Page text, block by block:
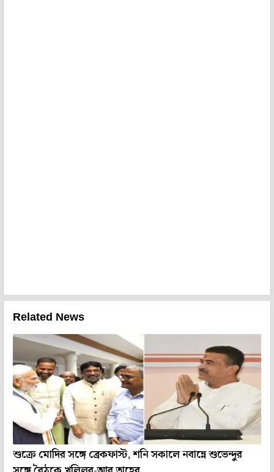
Related News
শুক্রে মোদির সঙ্গে ব্রেকফাস্ট, শনি সকালে নবান্নে শুভেন্দুর